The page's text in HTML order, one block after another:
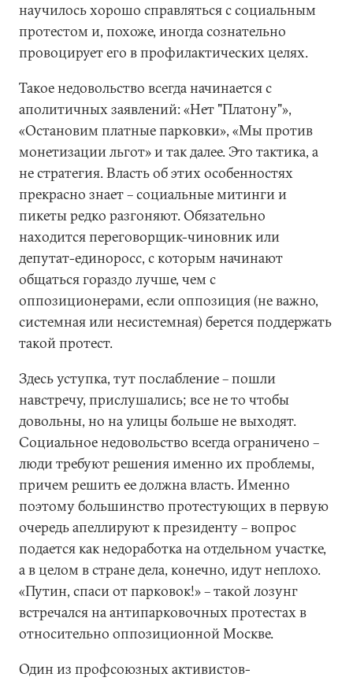
научилось хорошо справляться с социальным
протестом и, похоже, иногда сознательно
провоцирует его в профилактических целях.
Такое недовольство всегда начинается с
аполитичных заявлений: «Нет "Платону"»,
«Остановим платные парковки», «Мы против
монетизации льгот» и так далее. Это тактика, а
не стратегия. Власть об этих особенностях
прекрасно знает – социальные митинги и
пикеты редко разгоняют. Обязательно
находится переговорщик-чиновник или
депутат-единоросс, с которым начинают
общаться гораздо лучше, чем с
оппозиционерами, если оппозиция (не важно,
системная или несистемная) берется поддержать
такой протест.
Здесь уступка, тут послабление – пошли
навстречу, прислушались; все не то чтобы
довольны, но на улицы больше не выходят.
Социальное недовольство всегда ограничено –
люди требуют решения именно их проблемы,
причем решить ее должна власть. Именно
поэтому большинство протестующих в первую
очередь апеллируют к президенту – вопрос
подается как недоработка на отдельном участке,
а в целом в стране дела, конечно, идут неплохо.
«Путин, спаси от парковок!» – такой лозунг
встречался на антипарковочных протестах в
относительно оппозиционной Москве.
Один из профсоюзных активистов-